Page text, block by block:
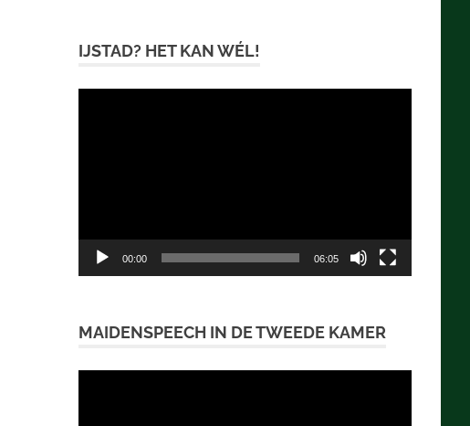
IJSTAD? HET KAN WÉL!
00:00 06:05
MAIDENSPEECH IN DE TWEEDE KAMER